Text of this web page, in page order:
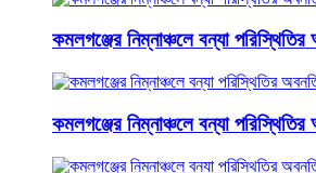
কমলগঞ্জের নিম্নাঞ্চলে বন্যা পরিস্থিতির
কমলগঞ্জের নিম্নাঞ্চলে বন্যা পরিস্থিতির